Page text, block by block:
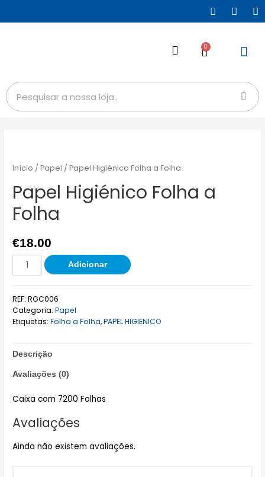
0
Início /Papel / Papel Higiénico Folha a Folha
Papel Higiénico Folha a
Folha
€18.00
Adicionar
REF:RGC006
Categoria:Papel
Etiquetas:Folha a Folha,PAPEL HIGIENICO
Descrição
Avaliações (0)
Caixa com 7200 Folhas
Avaliações
Ainda não existem avaliações.